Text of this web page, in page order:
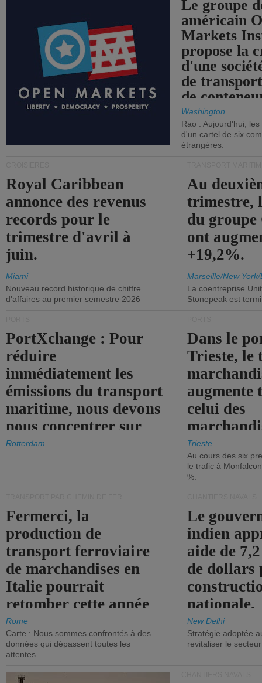
Le groupe
américain
Markets
propose la
d'une
de
de
Washington
Rao : Aujourd'hui,
d'un cartel de six
étrangères.
Royal Caribbean
annonce des revenus
records pour le
trimestre d'avril à
juin.
Miami
Nouveau record historique de chiffre
d'affaires au premier semestre 2026
Au
trimestre,
du
ont
+19,2%.
Marseille/New
La coentreprise
Stonepeak est
PortXchange : Pour
réduire
immédiatement les
émissions du transport
maritime, nous devons
nous concentrer sur
les ports.
Rotterdam
Dans le
Trieste, le
augmente
celui des
diminue.
Trieste
Au cours des six
le trafic à
%.
Fermerci, la
production de
transport ferroviaire
de marchandises en
Italie pourrait
retomber cette année
aux niveaux de 2015.
Rome
Carte : Nous sommes confrontés à des
données qui dépassent toutes les
attentes.
Le
indien
aide de
de dollars
nationale.
New Delhi
Stratégie adoptée
revitaliser le secteur